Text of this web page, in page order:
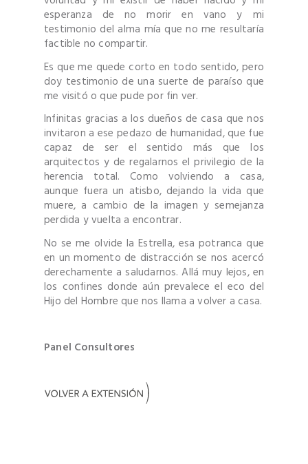
esperanza de no morir en vano y mi
testimonio del alma mía que no me resultaría
factible no compartir.
Es que me quede corto en todo sentido, pero
doy testimonio de una suerte de paraíso que
me visitó o que pude por fin ver.
Infinitas gracias a los dueños de casa que nos
invitaron a ese pedazo de humanidad, que fue
capaz de ser el sentido más que los
arquitectos y de regalarnos el privilegio de la
herencia total. Como volviendo a casa,
aunque fuera un atisbo, dejando la vida que
muere, a cambio de la imagen y semejanza
perdida y vuelta a encontrar.
No se me olvide la Estrella, esa potranca que
en un momento de distracción se nos acercó
derechamente a saludarnos. Allá muy lejos, en
los confines donde aún prevalece el eco del
Hijo del Hombre que nos llama a volver a casa.
Panel Consultores